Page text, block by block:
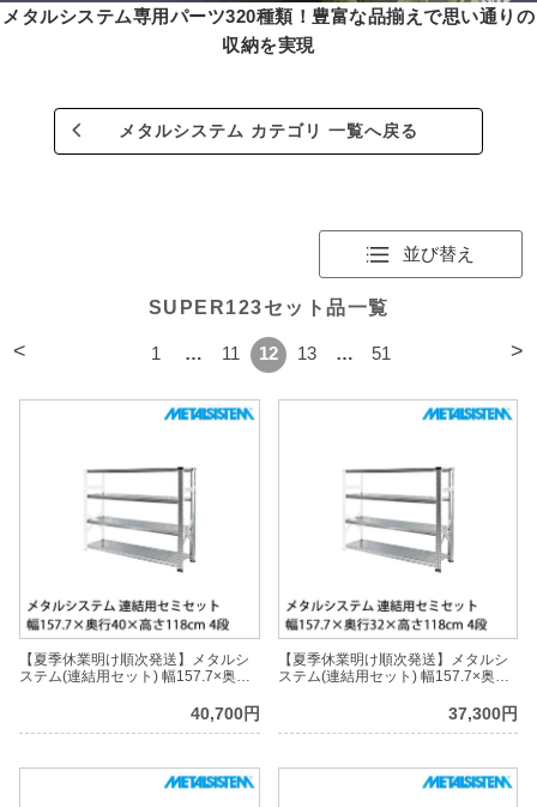
メタルシステム専用パーツ320種類！豊富な品揃えで思い通りの
収納を実現
メタルシステム カテゴリ 一覧へ戻る
並び替え
SUPER123セット品一覧
< >
1 … 11 12 13 … 51
【夏季休業明け順次発送】メタルシ
ステム(連結用セット) 幅157.7×奥行
40,700円
【夏季休業明け順次発送】メタルシ
ステム(連結用セット) 幅157.7×奥行
37,300円